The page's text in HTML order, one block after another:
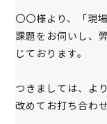
〇〇様より、「現
課題をお伺いし、
じております。
つきましては、よ
改めてお打ち合わ